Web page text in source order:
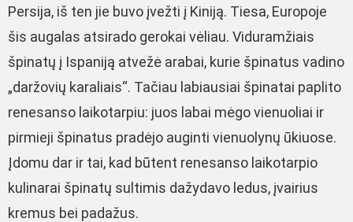
Persija, iš ten jie buvo įvežti į Kiniją. Tiesa, Europoje
šis augalas atsirado gerokai vėliau. Viduramžiais
špinatų į Ispaniją atvežė arabai, kurie špinatus vadino
„daržovių karaliais“. Tačiau labiausiai špinatai paplito
renesanso laikotarpiu: juos labai mėgo vienuoliai ir
pirmieji špinatus pradėjo auginti vienuolynų ūkiuose.
Įdomu dar ir tai, kad būtent renesanso laikotarpio
kulinarai špinatų sultimis dažydavo ledus, įvairius
kremus bei padažus.